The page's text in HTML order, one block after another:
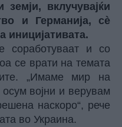
вклучувајќи
и Германија, сè
иницијативата.
соработуваат и со
се врати на темата
„Имаме мир на
војни и верувам
наскоро“, рече
во Украина.